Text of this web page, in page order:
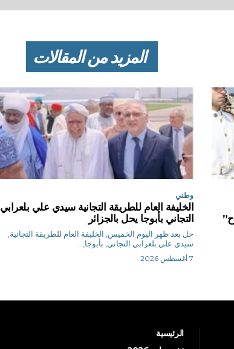
المزيد من المقالات
وطني
الخليفة العام للطريقة التجانية سيدي علي بلعرابي
التجاني بأبوجا يحل بالجزائر
حل بعد ظهر اليوم الخميس, الخليفة العام للطريقة التجانية,
سيدي علي بلعرابي التجاني, بأبوجا,...
7 أغسطس 2026
الرئيسية